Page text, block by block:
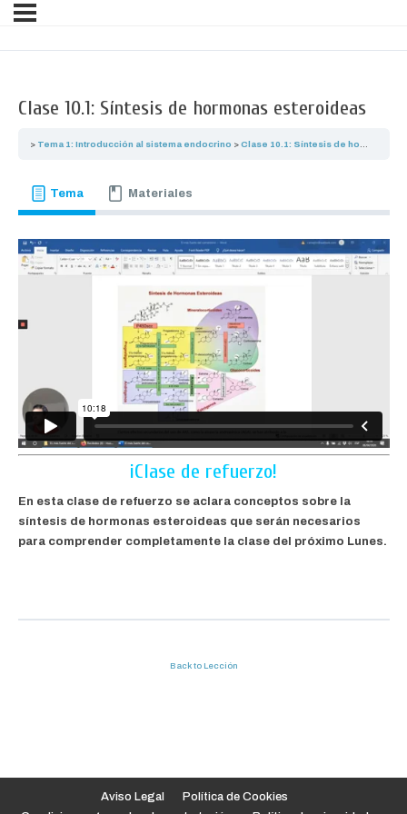
Clase 10.1: Síntesis de hormonas esteroideas
Tema 1: Introducción al sistema endocrino Clase 10.1: Síntesis de hormonas esteroideas
Tema Materiales
¡Clase de refuerzo!
En esta clase de refuerzo se aclara conceptos sobre la
síntesis de hormonas esteroideas que serán necesarios
para comprender completamente la clase del próximo Lunes.
Back to Lección
Aviso Legal
Política de Cookies